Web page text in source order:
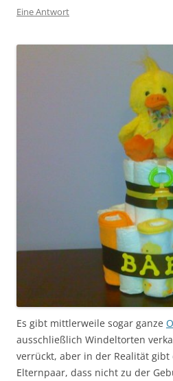
Eine Antwort
Es gibt mittlerweile sogar ganze
ausschließlich Windeltorten
verrückt, aber in der Realität gibt
Elternpaar, dass nicht zu der